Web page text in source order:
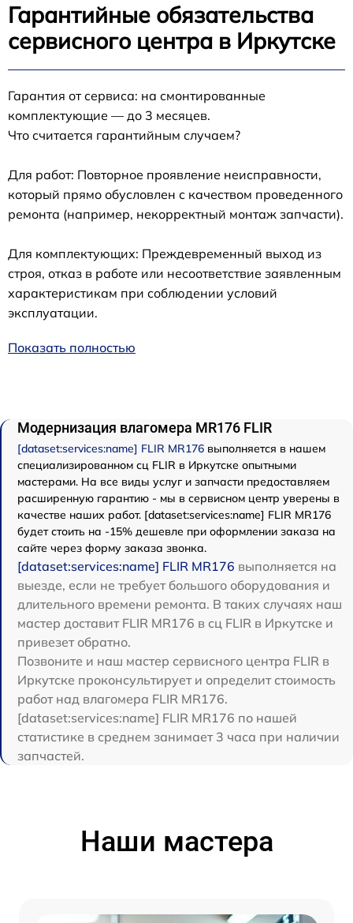
Гарантийные обязательства
сервисного центра в Иркутске
Гарантия от сервиса: на смонтированные
комплектующие — до 3 месяцев.
Что считается гарантийным случаем?
Для работ: Повторное проявление неисправности,
который прямо обусловлен с качеством проведенного
ремонта (например, некорректный монтаж запчасти).
Для комплектующих: Преждевременный выход из
строя, отказ в работе или несоответствие заявленным
характеристикам при соблюдении условий
эксплуатации.
Показать полностью
Модернизация влагомера MR176 FLIR
[dataset:services:name] FLIR MR176 выполняется в нашем
специализированном сц FLIR в Иркутске опытными
мастерами. На все виды услуг и запчасти предоставляем
расширенную гарантию - мы в сервисном центр уверены в
качестве наших работ. [dataset:services:name] FLIR MR176
будет стоить на -15% дешевле при оформлении заказа на
сайте через форму заказа звонка.
[dataset:services:name] FLIR MR176 выполняется на
выезде, если не требует большого оборудования и
длительного времени ремонта. В таких случаях наш
мастер доставит FLIR MR176 в сц FLIR в Иркутске и
привезет обратно.
Позвоните и наш мастер сервисного центра FLIR в
Иркутске проконсультирует и определит стоимость
работ над влагомера FLIR MR176.
[dataset:services:name] FLIR MR176 по нашей
статистике в среднем занимает 3 часа при наличии
запчастей.
Наши мастера